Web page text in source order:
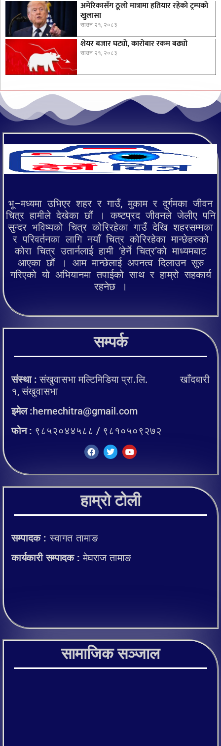
अमेरिकासँग ठूलो मात्रामा हतियार रहेको ट्रम्पको
खुलासा
साउन २१, २०८३
शेयर बजार घट्याे, काराेबार रकम बढ्याे
साउन २१, २०८३
भू–मध्यमा उभिएर शहर र गाउँ, मुकाम र दुर्गमका जीवन
चित्र हामीले देखेका छौं । कष्टप्रद जीवनले जेलीए पनि
सुन्दर भविष्यको चित्र कोरिरहेका गाउँ देखि शहरसम्मका
र परिवर्तनका लागि नयाँ चित्र कोरिरहेका मान्छेहरुको
कोरा चित्र उतार्नलाई हामी ‘हेर्ने चित्र’को माध्यमबाट
आएका छौं । आम मान्छेलाई अपनत्व दिलाउन सुरु
गरिएको यो अभियानमा तपाईको साथ र हाम्रो सहकार्य
रहनेछ ।
सम्पर्क
संस्था : संखुवासभा मल्टिमिडिया प्रा.लि. खाँदबारी
१, संखुवासभा
इमेल :hernechitra@gmail.com
फोन : ९८५२०४४५८८ / ९८१०५०९२७२
हाम्रो टोली
सम्पादक :स्वागत तामाङ
कार्यकारी सम्पादक :मेघराज तामाङ
सामाजिक सञ्जाल